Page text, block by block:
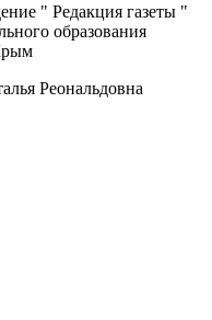
" Редакция газеты "
образования
Реональдовна